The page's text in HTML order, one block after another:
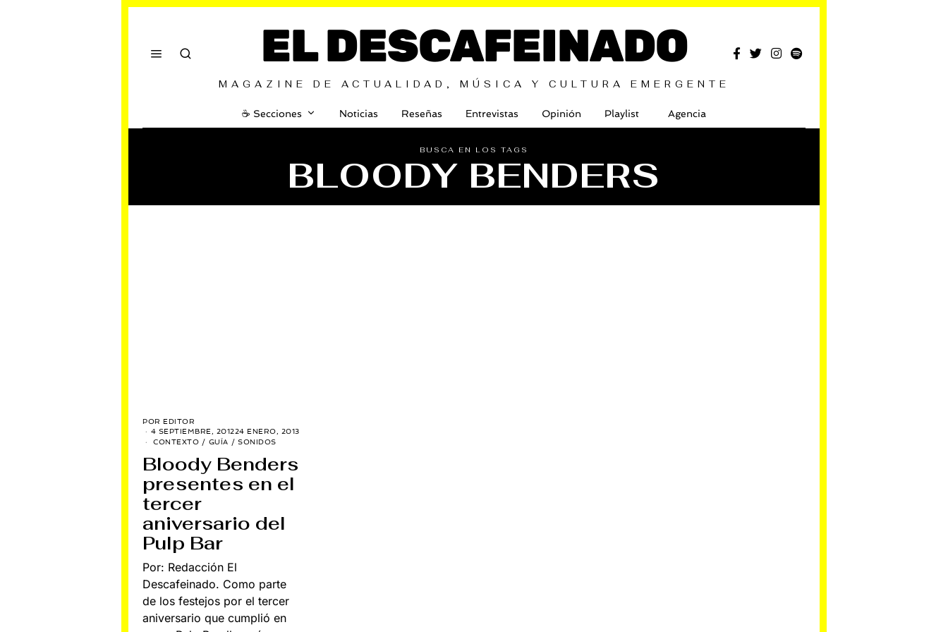
EL DESCAFEINADO
MAGAZINE DE ACTUALIDAD, MÚSICA Y CULTURA EMERGENTE
☕️ Secciones Noticias Reseñas Entrevistas Opinión Playlist Agencia
BUSCA EN LOS TAGS
BLOODY BENDERS
POR EDITOR
4 SEPTIEMBRE, 201224 ENERO, 2013
CONTEXTO / GUÍA / SONIDOS
Bloody Benders
presentes en el
tercer
aniversario del
Pulp Bar
Por: Redacción El
Descafeinado. Como parte
de los festejos por el tercer
aniversario que cumplió en